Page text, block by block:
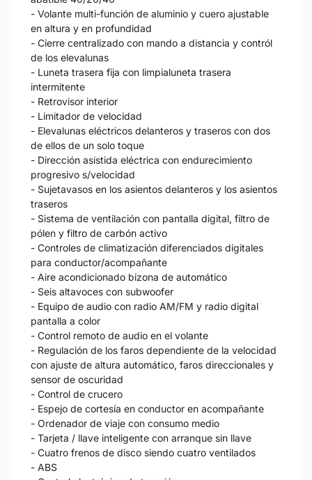
- Volante multi-función de aluminio y cuero ajustable
en altura y en profundidad
- Cierre centralizado con mando a distancia y contról
de los elevalunas
- Luneta trasera fija con limpialuneta trasera
intermitente
- Retrovisor interior
- Limitador de velocidad
- Elevalunas eléctricos delanteros y traseros con dos
de ellos de un solo toque
- Dirección asistida eléctrica con endurecimiento
progresivo s/velocidad
- Sujetavasos en los asientos delanteros y los asientos
traseros
- Sistema de ventilación con pantalla digital, filtro de
pólen y filtro de carbón activo
- Controles de climatización diferenciados digitales
para conductor/acompañante
- Aire acondicionado bizona de automático
- Seis altavoces con subwoofer
- Equipo de audio con radio AM/FM y radio digital
pantalla a color
- Control remoto de audio en el volante
- Regulación de los faros dependiente de la velocidad
con ajuste de altura automático, faros direccionales y
sensor de oscuridad
- Control de crucero
- Espejo de cortesía en conductor en acompañante
- Ordenador de viaje con consumo medio
- Tarjeta / llave inteligente con arranque sin llave
- Cuatro frenos de disco siendo cuatro ventilados
- ABS